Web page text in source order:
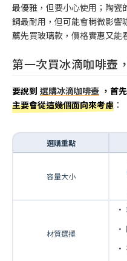
最優雅，但要小心使用；陶瓷
鋼最耐用，但可能會稍微影響
薦先買玻璃款，價格實惠又能
第一次買冰滴咖啡壺
要說到 選購冰滴咖啡壺 ，首
主要會從這幾個面向來考慮 ：
選購重點
容量大小
材質選擇
•
•
•